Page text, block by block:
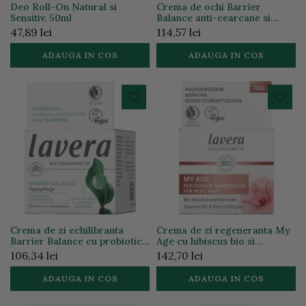
Deo Roll-On Natural si
Sensitiv, 50ml
47,89 lei
ADAUGA IN COS
Crema de ochi Barrier
Balance anti-cearcane si
calmare fara parfum unisex,
15ml
114,57 lei
ADAUGA IN COS
Crema de zi echilibranta
Barrier Balance cu probiotice
si cea verde bio, 50ml
106,34 lei
ADAUGA IN COS
Crema de zi regeneranta My
Age cu hibiscus bio si
ceramide, 50ml
142,70 lei
ADAUGA IN COS